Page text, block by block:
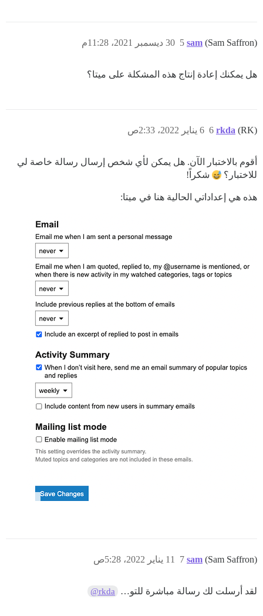
sam (Sam Saffron) 30 ديسمبر 2021، 11:28م 5
هل يمكنك إعادة إنتاج هذه المشكلة على ميتا؟
rkda (RK) 6 يناير 2022، 2:33ص 6
أقوم بالاختبار الآن. هل يمكن لأي شخص إرسال رسالة خاصة لي
للاختبار؟
شكراً!
هذه هي إعداداتي الحالية هنا في ميتا:
sam (Sam Saffron) 11 يناير 2022، 5:28ص 7
لقد أرسلت لك رسالة مباشرة للتو… @rkda